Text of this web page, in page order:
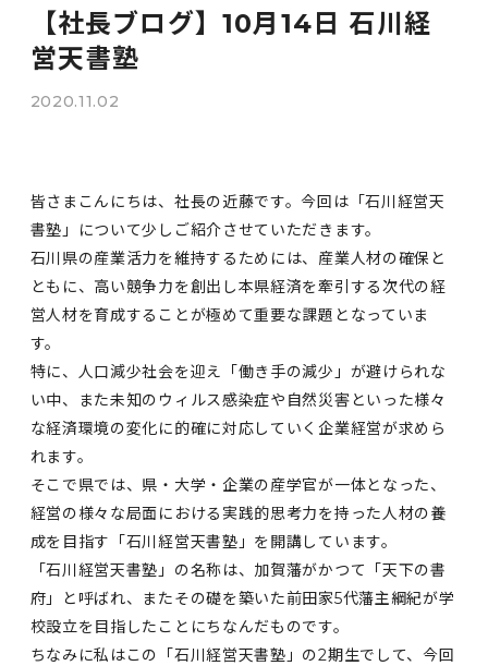
【社長ブログ】10月14日 石川経
営天書塾
2020.11.02
皆さまこんにちは、社長の近藤です。今回は「石川経営天
書塾」について少しご紹介させていただきます。
石川県の産業活力を維持するためには、産業人材の確保と
ともに、高い競争力を創出し本県経済を牽引する次代の経
営人材を育成することが極めて重要な課題となっていま
す。
特に、人口減少社会を迎え「働き手の減少」が避けられな
い中、また未知のウィルス感染症や自然災害といった様々
な経済環境の変化に的確に対応していく企業経営が求めら
れます。
そこで県では、県・大学・企業の産学官が一体となった、
経営の様々な局面における実践的思考力を持った人材の養
成を目指す「石川経営天書塾」を開講しています。
「石川経営天書塾」の名称は、加賀藩がかつて「天下の書
府」と呼ばれ、またその礎を築いた前田家5代藩主綱紀が学
校設立を目指したことにちなんだものです。
ちなみに私はこの「石川経営天書塾」の2期生でして、今回